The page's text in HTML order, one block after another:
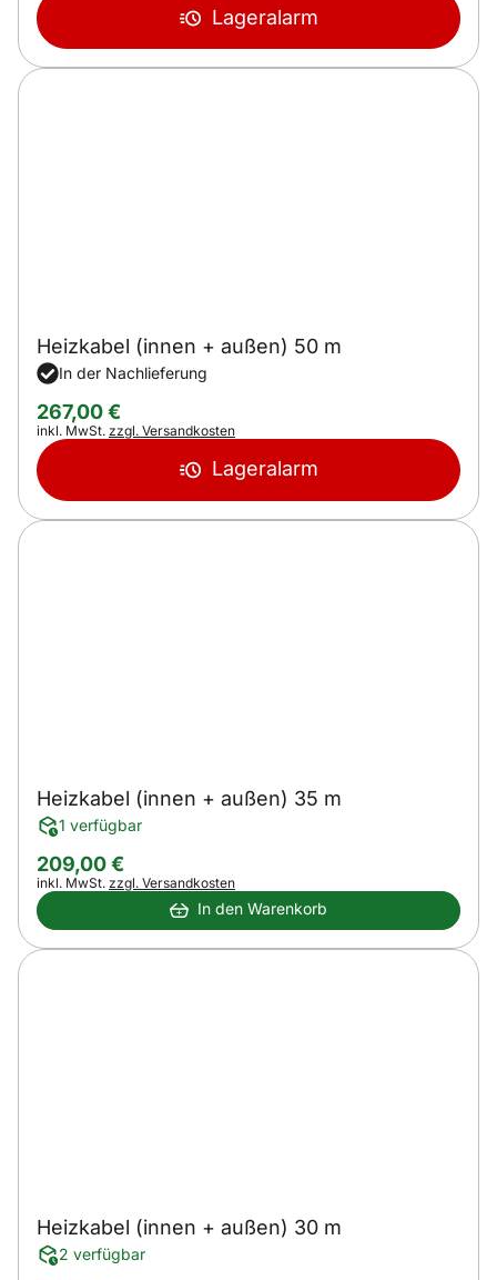
Lageralarm
Heizkabel (innen + außen) 50 m
In der Nachlieferung
267,00€
Steuerhinweis:
inkl. MwSt. zzgl. Versandkosten
Lageralarm
Heizkabel (innen + außen) 35 m
1 verfügbar
209,00€
Steuerhinweis:
inkl. MwSt. zzgl. Versandkosten
In den Warenkorb
Heizkabel (innen + außen) 30 m
2 verfügbar